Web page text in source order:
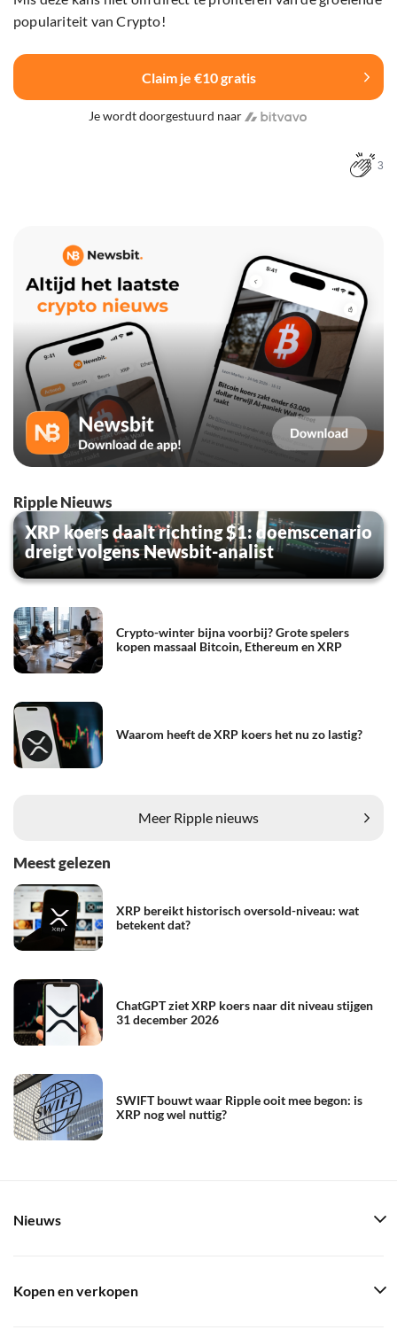
populariteit van Crypto!
Claim je €10 gratis
Je wordt doorgestuurd naar
3
Ripple Nieuws
XRP koers daalt richting $1: doemscenario
dreigt volgens Newsbit-analist
Crypto-winter bijna voorbij? Grote spelers
kopen massaal Bitcoin, Ethereum en XRP
Waarom heeft de XRP koers het nu zo lastig?
Meer Ripple nieuws
Meest gelezen
XRP bereikt historisch oversold-niveau: wat
betekent dat?
ChatGPT ziet XRP koers naar dit niveau stijgen
31 december 2026
SWIFT bouwt waar Ripple ooit mee begon: is
XRP nog wel nuttig?
Nieuws
Kopen en verkopen